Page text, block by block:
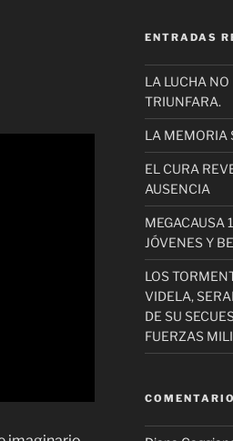
ENTRADAS
LA LUCHA
TRIUNFARA.
LA MEMORIA
EL CURA
AUSENCIA
MEGACAUSA
JÓVENES Y
LOS
VIDELA,
DE SU
FUERZAS